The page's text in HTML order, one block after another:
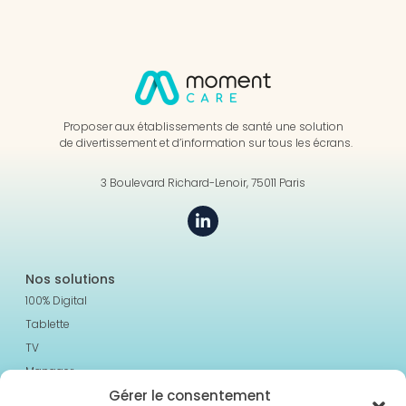
Gérer le consentement
Proposer aux établissements de santé une solution
de divertissement et d’information sur tous les écrans.
3 Boulevard Richard-Lenoir, 75011 Paris
Nos solutions
100% Digital
Tablette
TV
Manager